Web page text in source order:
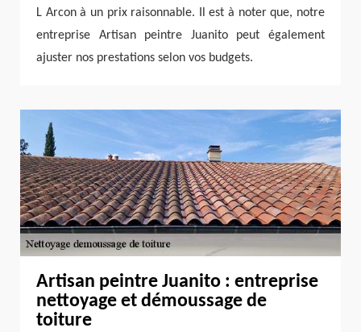
L Arcon à un prix raisonnable. Il est à noter que, notre
entreprise Artisan peintre Juanito peut également
ajuster nos prestations selon vos budgets.
Artisan peintre Juanito : entreprise
nettoyage et démoussage de
toiture